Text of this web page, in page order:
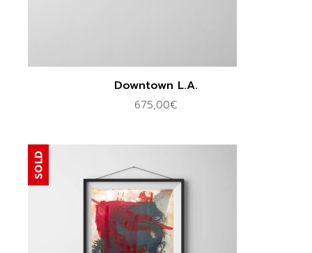
Downtown L.A.
675,00€
SOLD